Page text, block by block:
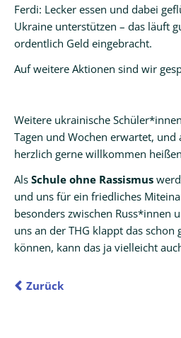
Ferdi: Lecker essen und dabei
Ukraine unterstützen – das läuft
ordentlich Geld eingebracht.
Auf weitere Aktionen sind wir
Weitere ukrainische
Tagen und Wochen erwartet,
herzlich gerne willkommen
Als Schule ohne Rassismus
und uns für ein friedliches
besonders zwischen Russ*innen
uns an der THG klappt das
können, kann das ja vielleicht
Zurück